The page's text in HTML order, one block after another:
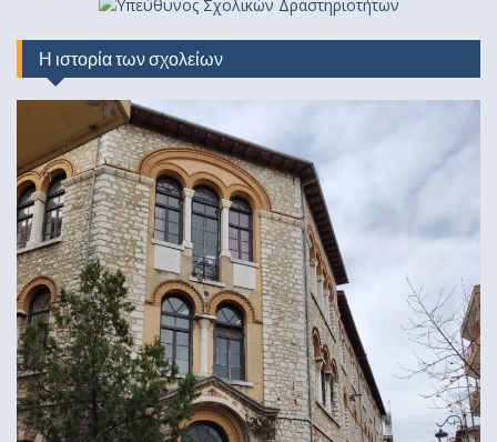
Η ιστορία των σχολείων